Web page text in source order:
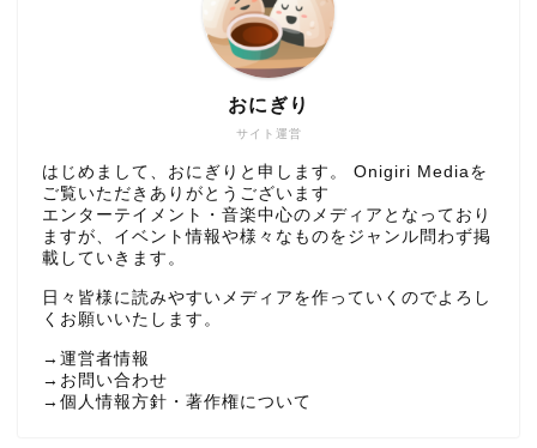
サイト運営
おにぎり
はじめまして、おにぎりと申します。 Onigiri Mediaを
ご覧いただきありがとうございます
エンターテイメント・音楽中心のメディアとなっており
ますが、イベント情報や様々なものをジャンル問わず掲
載していきます。
日々皆様に読みやすいメディアを作っていくのでよろし
くお願いいたします。
→ 運営者情報
→ お問い合わせ
→ 個人情報方針・著作権について